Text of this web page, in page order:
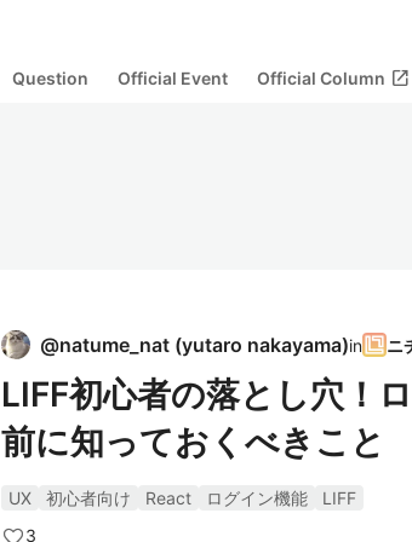
Question Official Event Official Column open_in_new
@natume_nat (yutaro nakayama)in
LIFF初心者の落とし穴！
前に知っておくべきこと
UX 初心者向け React ログイン機能
LIFF
3